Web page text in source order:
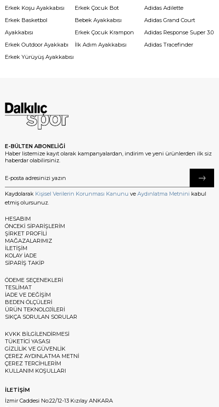
Erkek Koşu Ayakkabısı
Erkek Basketbol
Ayakkabısı
Erkek Outdoor Ayakkabı
Erkek Yürüyüş Ayakkabısı
Erkek Çocuk Bot
Bebek Ayakkabısı
Erkek Çocuk Krampon
İlk Adım Ayakkabısı
Adidas Adilette
Adidas Grand Court
Adidas Response Super 3.0
Adidas Tracefinder
E-BÜLTEN ABONELİĞİ
Haber listemize kayıt olarak kampanyalardan, indirim ve yeni ürünlerden ilk siz
haberdar olabilirsiniz.
Kaydolarak Kişisel Verilerin Korunması Kanunu ve Aydınlatma Metnini kabul
etmiş olursunuz.
HESABIM
ÖNCEKİ SİPARİŞLERİM
ŞİRKET PROFİLİ
MAĞAZALARIMIZ
İLETİŞİM
KOLAY İADE
SİPARİŞ TAKİP
ÖDEME SEÇENEKLERİ
TESLİMAT
İADE VE DEĞİŞİM
BEDEN ÖLÇÜLERİ
ÜRÜN TEKNOLOJİLERİ
SIKÇA SORULAN SORULAR
KVKK BİLGİLENDİRMESİ
TÜKETİCİ YASASI
GİZLİLİK VE GÜVENLİK
ÇEREZ AYDINLATMA METNİ
ÇEREZ TERCİHLERİM
KULLANIM KOŞULLARI
İLETİŞİM
İzmir Caddesi No:22/12-13 Kızılay ANKARA